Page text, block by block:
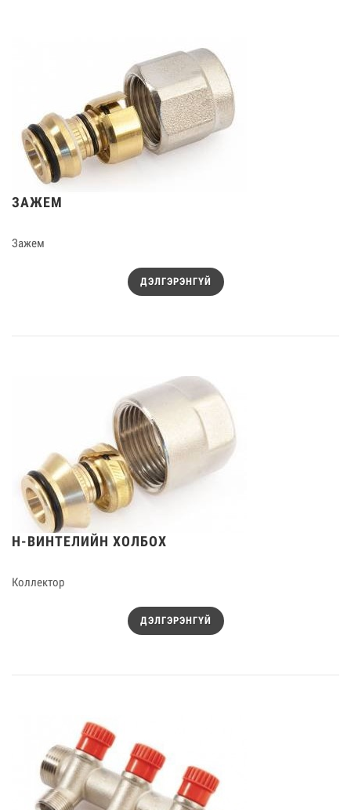
ЗАЖЕМ
Зажем
ДЭЛГЭРЭНГҮЙ
H-ВИНТЕЛИЙН ХОЛБОХ
Коллектор
ДЭЛГЭРЭНГҮЙ